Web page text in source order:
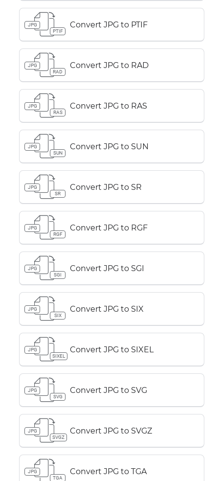
JPG
PTIF
Convert JPG to PTIF
JPG
RAD
Convert JPG to RAD
JPG
RAS
Convert JPG to RAS
JPG
SUN
Convert JPG to SUN
JPG
SR
Convert JPG to SR
JPG
RGF
Convert JPG to RGF
JPG
SGI
Convert JPG to SGI
JPG
SIX
Convert JPG to SIX
JPG
SIXEL
Convert JPG to SIXEL
JPG
SVG
Convert JPG to SVG
JPG
SVGZ
Convert JPG to SVGZ
JPG
TGA
Convert JPG to TGA